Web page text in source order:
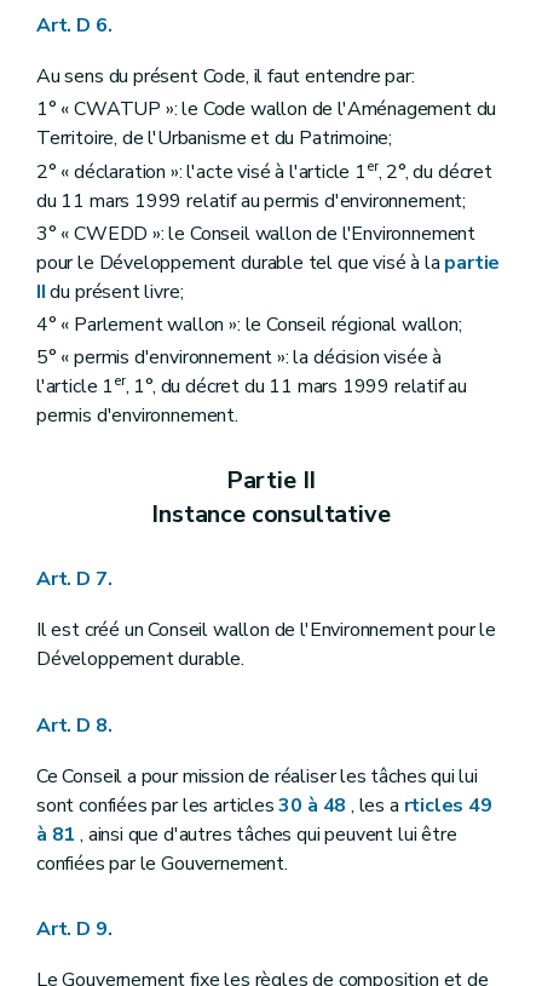
Art. D 81
Art. D 82
Art. D 83
Art. D 84
Art. D 85
Art. D 86
Art. D 87
Art. D 88
Art. D 89
Art. D 90
Art. D 91
Art. D 92
Section PARTIE REGLEMENTAIRE
Partie première
Principes du droit de l'environnement et définitions générales
Titre premier Principes
Titre II Définitions
Art. R1
Art. R 4
Art. R 5
Art. R 7
Art. R 9
Art. R 10
Art. R 11
Art. R 13
Art. R 14
Art. R 16
Partie III Information et sensibilisation en matière d'environnement
Titre premier Accès à l'information relative à l'environnement
Chapitre premier
Modèle de document
Art. R 17
Art. R 20
Art. D 6.
Au sens du présent Code, il faut entendre par:
1° « CWATUP »: le Code wallon de l'Aménagement du
Territoire, de l'Urbanisme et du Patrimoine;
2° « déclaration »: l'acte visé à l'article 1er, 2°, du décret
du 11 mars 1999 relatif au permis d'environnement;
3° « CWEDD »: le Conseil wallon de l'Environnement
pour le Développement durable tel que visé à la partie
IIdu présent livre;
4° « Parlement wallon »: le Conseil régional wallon;
5° « permis d'environnement »: la décision visée à
l'article 1er, 1°, du décret du 11 mars 1999 relatif au
permis d'environnement.
Partie II
Instance consultative
Art. D 7.
Il est créé un Conseil wallon de l'Environnement pour le
Développement durable.
Art. D 8.
Ce Conseil a pour mission de réaliser les tâches qui lui
sont confiées par les articles30 à 48 , les a rticles 49
à 81 , ainsi que d'autres tâches qui peuvent lui être
confiées par le Gouvernement.
Art. D 9.
Le Gouvernement fixe les règles de composition et de